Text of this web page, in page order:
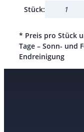
Stück:
* Preis pro Stück
Tage – Sonn- und
Endreinigung